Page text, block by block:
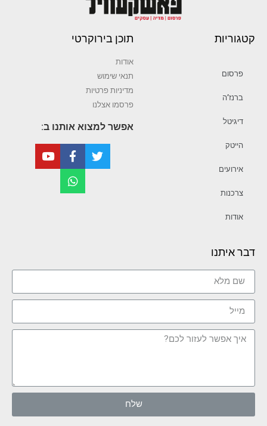
קטגוריות
פרסום
ברנז’ה
דיגיטל
הייטק
אירועים
צרכנות
אודות
תוכן בירוקרטי
אודות
תנאי שימוש
מדיניות פרטיות
פרסמו אצלנו
אפשר למצוא אותנו ב:
דבר איתנו
שלח